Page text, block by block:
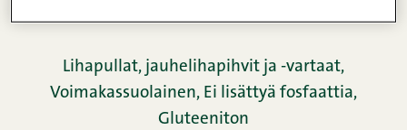
Lihapullat, jauhelihapihvit ja -vartaat,
Voimakassuolainen, Ei lisättyä fosfaattia,
Gluteeniton